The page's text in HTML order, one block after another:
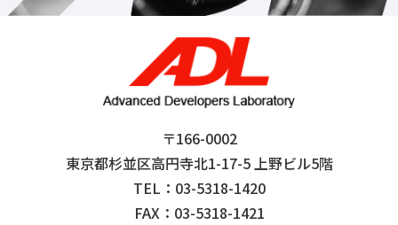
〒166-0002
東京都杉並区高円寺北1-17-5 上野ビル5階
TEL：03-5318-1420
FAX：03-5318-1421